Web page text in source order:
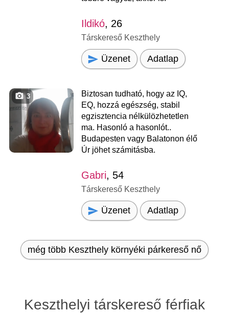
Ildikó, 26
Társkereső Keszthely
Üzenet Adatlap
3
Biztosan tudható, hogy az IQ,
EQ, hozzá egészség, stabil
egzisztencia nélkülözhetetlen
ma. Hasonló a hasonlót..
Budapesten vagy Balatonon élő
Úr jöhet számitásba.
Gabri, 54
Társkereső Keszthely
Üzenet Adatlap
még több Keszthely környéki párkereső nő
Keszthelyi társkereső férfiak